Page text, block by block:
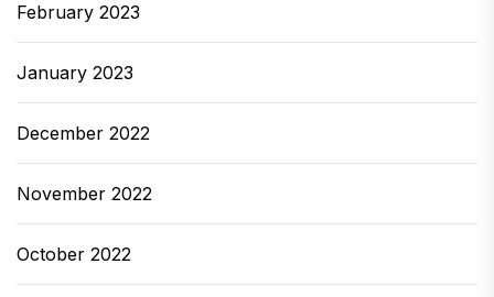
February 2023
January 2023
December 2022
November 2022
October 2022